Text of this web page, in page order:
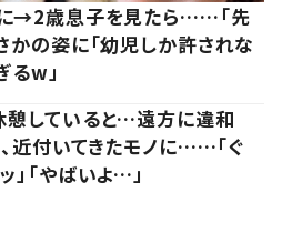
→2歳息子を見たら……「先
かの姿に「幼児しか許されな
るw」
憩していると…遠方に違和
近付いてきたモノに……「ぐ
」「やばいよ…」